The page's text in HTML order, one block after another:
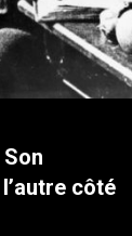
côté